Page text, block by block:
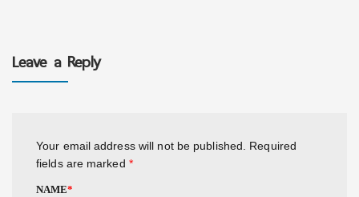
Leave a Reply
Your email address will not be published. Required
fields are marked *
NAME*